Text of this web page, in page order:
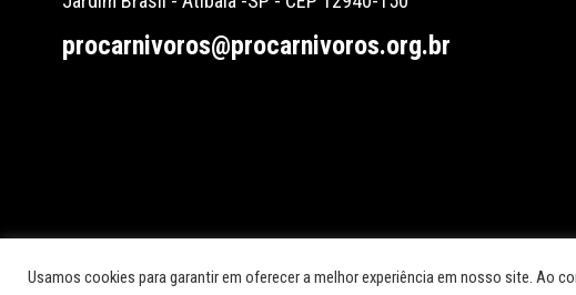
procarnivoros@procarnivoros.org.br
© 2026 Pró-Carnívoros.© Instituto para a Conservação dos Carnívoros Neotropicais
Usamos cookies para garantir em oferecer a melhor experiência em nosso site. Ao